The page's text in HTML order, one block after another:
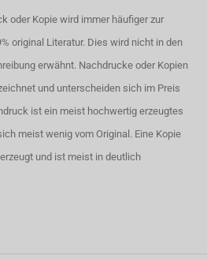
oder Kopie wird immer häufiger zur
original Literatur. Dies wird nicht in den
erwähnt. Nachdrucke oder Kopien
und unterscheiden sich im Preis
ist ein meist hochwertig erzeugtes
meist wenig vom Original. Eine Kopie
und ist meist in deutlich